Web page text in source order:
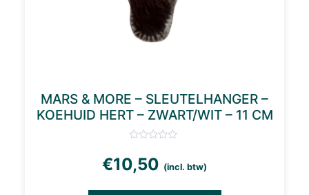
MARS & MORE – SLEUTELHANGER –
KOEHUID HERT – ZWART/WIT – 11 CM
€10,50 (incl. btw)